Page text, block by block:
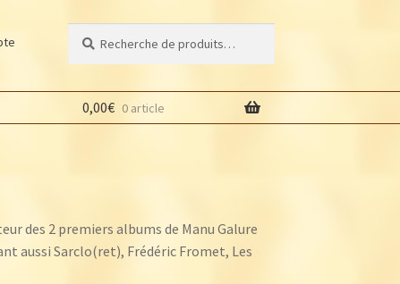
pour :
0,00€ 0 article
des 2 premiers albums de Manu Galure
aussi Sarclo(ret), Frédéric Fromet, Les